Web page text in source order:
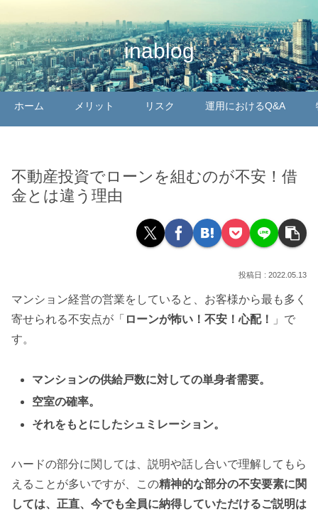
inablog
ホーム メリット リスク 運用におけるQ&A
不動産投資でローンを組むのが不安！借
金とは違う理由
2022.05.13
マンション経営の営業をしていると、お客様から最も多く
寄せられる不安点が「 ローンが怖い！不安！心配！
」で
す。
マンションの供給戸数に対しての単身者需要。
空室の確率。
それをもとにしたシュミレーション。
ハードの部分に関しては、説明や話し合いで理解してもら
えることが多いですが、この精神的な部分の不安要素に関
しては、正直、今でも全員に納得していただけるご説明は